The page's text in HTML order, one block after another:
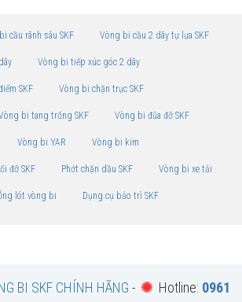
cầu rãnh sâu SKF Vòng bi cầu 2 dãy tự lựa SKF
Vòng bi tiếp xúc góc 2 dãy
SKF Vòng bi chặn trục SKF
bi tang trống SKF Vòng bi đũa đỡ SKF
Vòng bi YAR Vòng bi kim
đỡ SKF Phớt chặn dầu SKF Vòng bi xe tải
lót vòng bi Dụng cụ bảo trì SKF
BI SKF CHÍNH HÃNG - Hotline: 0961